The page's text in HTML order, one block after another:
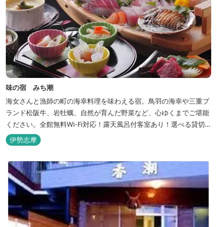
味の宿 みち潮
海女さんと漁師の町の海幸料理を味わえる宿。鳥羽の海幸や三重ブ
ランド松阪牛、岩牡蠣、自然が育んだ野菜など、心ゆくまでご堪能
ください。全館無料Wi-Fi対応！露天風呂付客室あり！選べる貸切
風呂も人気♪相差町内にはパワースポット石神さん（神明神社）あ
り！伊勢神宮・おかげ横丁まで最短40分！鳥羽十景にも選ばれた千
ない場所だからこそ、星空がき...
伊勢志摩